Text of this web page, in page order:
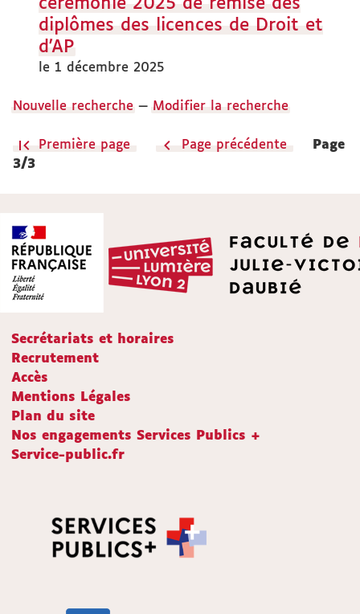
cérémonie 2025 de remise des
diplômes des licences de Droit et
d'AP
le 1 décembre 2025
Nouvelle recherche — Modifier la recherche
Première page Page précédente
Page
3/3
Secrétariats et horaires
Recrutement
Accès
Mentions Légales
Plan du site
Nos engagements Services Publics +
Service-public.fr